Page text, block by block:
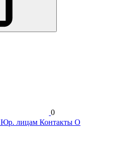
0
Юр. лицам Контакты О